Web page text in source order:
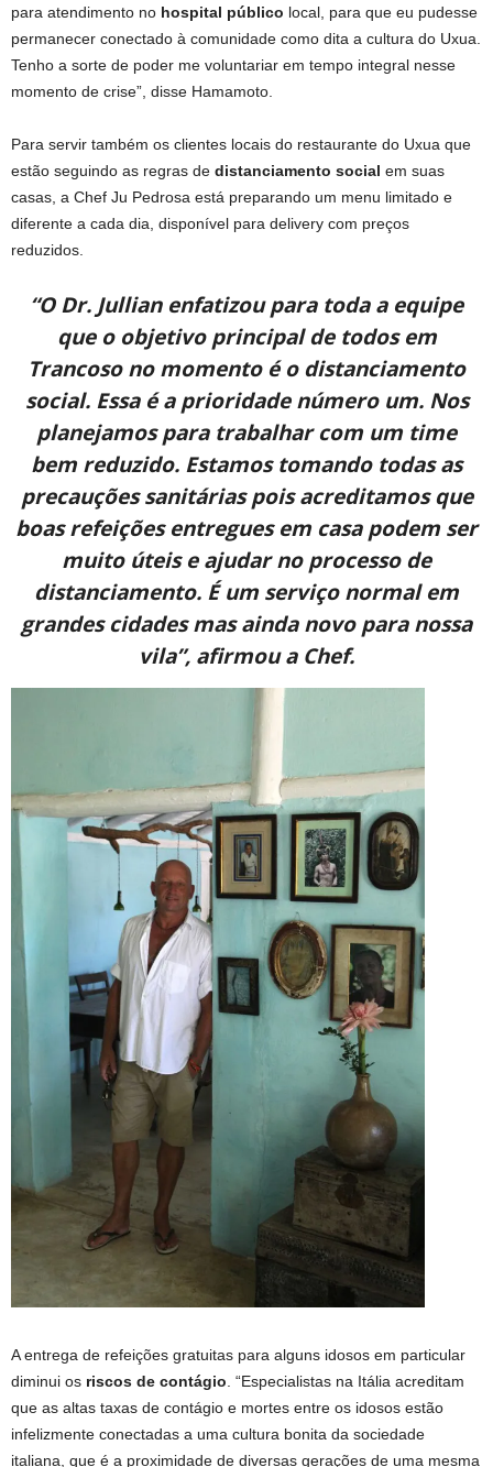
para atendimento no hospital público local, para que eu pudesse
permanecer conectado à comunidade como dita a cultura do Uxua.
Tenho a sorte de poder me voluntariar em tempo integral nesse
momento de crise”, disse Hamamoto.
Para servir também os clientes locais do restaurante do Uxua que
estão seguindo as regras de distanciamento social em suas
casas, a Chef Ju Pedrosa está preparando um menu limitado e
diferente a cada dia, disponível para delivery com preços
reduzidos.
“O Dr. Jullian enfatizou para toda a equipe
que o objetivo principal de todos em
Trancoso no momento é o distanciamento
social. Essa é a prioridade número um. Nos
planejamos para trabalhar com um time
bem reduzido. Estamos tomando todas as
precauções sanitárias pois acreditamos que
boas refeições entregues em casa podem ser
muito úteis e ajudar no processo de
distanciamento. É um serviço normal em
grandes cidades mas ainda novo para nossa
vila”, afirmou a Chef.
A entrega de refeições gratuitas para alguns idosos em particular
diminui os riscos de contágio . “Especialistas na Itália acreditam
que as altas taxas de contágio e mortes entre os idosos estão
infelizmente conectadas a uma cultura bonita da sociedade
italiana, que é a proximidade de diversas gerações de uma mesma